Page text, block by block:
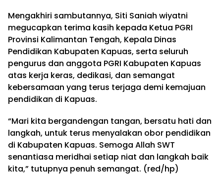
Mengakhiri sambutannya, Siti Saniah wiyatni
megucapkan terima kasih kepada Ketua PGRI
Provinsi Kalimantan Tengah, Kepala Dinas
Pendidikan Kabupaten Kapuas, serta seluruh
pengurus dan anggota PGRI Kabupaten Kapuas
atas kerja keras, dedikasi, dan semangat
kebersamaan yang terus terjaga demi kemajuan
pendidikan di Kapuas.
“Mari kita bergandengan tangan, bersatu hati dan
langkah, untuk terus menyalakan obor pendidikan
di Kabupaten Kapuas. Semoga Allah SWT
senantiasa meridhai setiap niat dan langkah baik
kita,” tutupnya penuh semangat. (red/hp)